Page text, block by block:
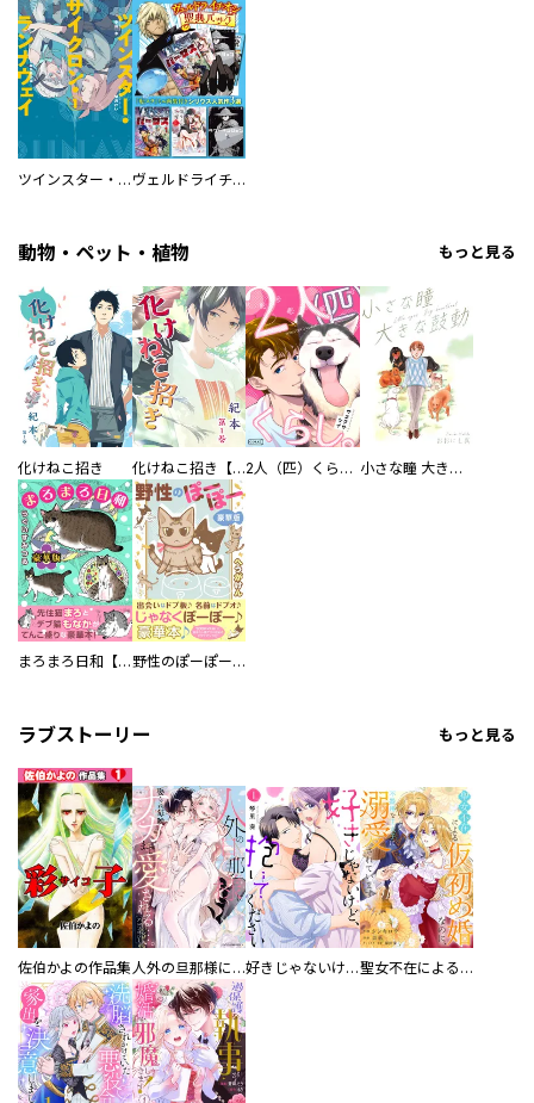
ツインスター・サイクロン・ランナウェイ ヴェルドライチオシ聖典パック 『転スラ』ミニ画集付き シリウス人気作３選
動物・ペット・植物 もっと見る
化けねこ招き 化けねこ招き【描きおろし付合冊版】 2人（匹）くらし。 小さな瞳 大きな鼓動
まろまろ日和【豪華版】 野性のぽーぽー【豪華版】
ラブストーリー もっと見る
佐伯かよの作品集 人外の旦那様に娶られ毎晩ナカまで愛される…。アンソロジー 好きじゃないけど、抱いてください【電子単行本版／特典おまけ付き】 聖女不在による仮初め婚なのに、不器用な王太子に溺愛されています【電子単行本版／特典おまけ付き】